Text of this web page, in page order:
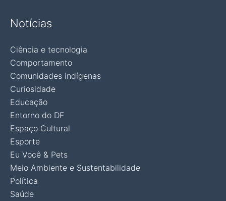
Notícias
Ciência e tecnologia
Comportamento
Comunidades indígenas
Curiosidade
Educação
Entorno do DF
Espaço Cultural
Esporte
Eu Você & Pets
Meio Ambiente e Sustentabilidade
Política
Saúde